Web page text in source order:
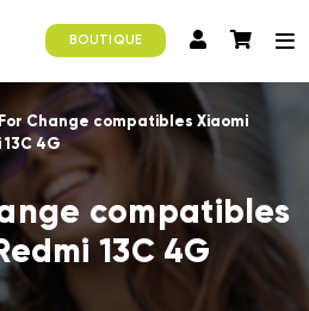
BOUTIQUE
Change compatibles Xiaomi
13C 4G
compatibles
13C 4G